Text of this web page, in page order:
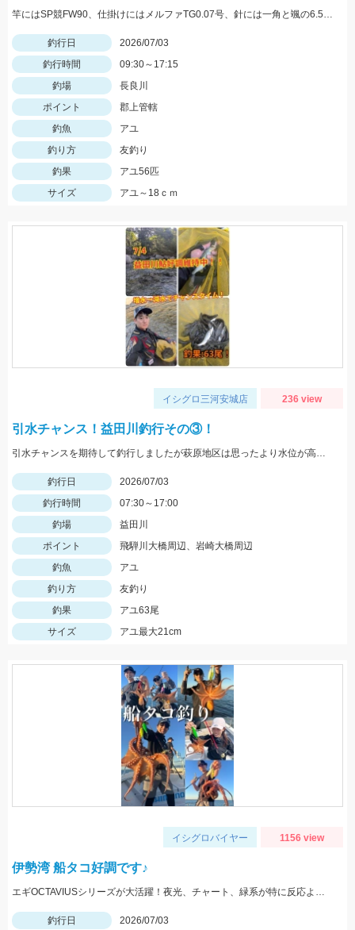
竿にはSP競FW90、仕掛けにはメルファTG0.07号、針には一角と颯の6.5号を使用。
釣行日
2026/07/03
釣行時間
09:30～17:15
釣場
長良川
ポイント
郡上管轄
釣魚
アユ
釣り方
友釣り
釣果
アユ56匹
サイズ
アユ～18ｃｍ
イシグロ三河安城店 236 view
引水チャンス！益田川釣行その③！
引水チャンスを期待して釣行しましたが萩原地区は思ったより水位が高く苦戦でした。小坂地区は水位も落ち着いていて入れ掛かりでした！三河安城店岩﨑釣行
釣行日
2026/07/03
釣行時間
07:30～17:00
釣場
益田川
ポイント
飛騨川大橋周辺、岩崎大橋周辺
釣魚
アユ
釣り方
友釣り
釣果
アユ63尾
サイズ
アユ最大21cm
イシグロバイヤー 1156 view
伊勢湾 船タコ好調です♪
エギOCTAVIUSシリーズが大活躍！夜光、チャート、緑系が特に反応よかったです。オモリは１５～３０号くらいまで持っていこう！
釣行日
2026/07/03